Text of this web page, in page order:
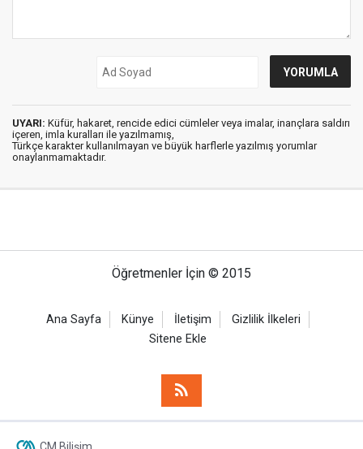
UYARI: Küfür, hakaret, rencide edici cümleler veya imalar, inançlara saldırı
içeren, imla kuralları ile yazılmamış,
Türkçe karakter kullanılmayan ve büyük harflerle yazılmış yorumlar
onaylanmamaktadır.
Öğretmenler İçin © 2015
Ana Sayfa Künye İletişim
Gizlilik İlkeleri
Sitene Ekle